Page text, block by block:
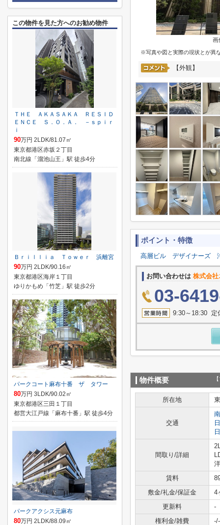
画
※写真や図と実際の現状とが異
【外観】
ポイント・特徴
高層ビル デザイナーズ
お問い合わせは 株式会
03-
9:30～18:30 定
物件概要
所在地
交通
間取り/詳細
賃料
敷金/礼金/保証金
4
更新料
-
権利金/雑費
-/-
この物件を見た方へのお勧め物件
ＴＨＥ ＡＫＡＳＡＫＡ ＲＥＳＩＤ
ＥＮＣＥ Ｓ．Ｏ．Ａ． －ｓｐｉｒ
ｉ
90万円 2LDK/81.07㎡
東京都港区赤坂２丁目
南北線「溜池山王」駅 徒歩4分
Ｂｒｉｌｌｉａ Ｔｏｗｅｒ 浜離宮
90万円 2LDK/90.16㎡
東京都港区海岸１丁目
ゆりかもめ「竹芝」駅 徒歩2分
パークコート麻布十番 ザ タワー
80万円 3LDK/90.02㎡
東京都港区三田１丁目
都営大江戸線「麻布十番」駅 徒歩4分
パークアクシス元麻布
80万円 2LDK/88.09㎡